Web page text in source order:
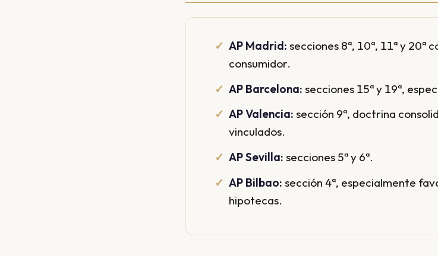
AP Madrid: secciones 8ª, 10ª, 11ª y
consumidor.
AP Barcelona: secciones 15ª y 19ª,
AP Valencia: sección 9ª, doctrina
vinculados.
AP Sevilla: secciones 5ª y 6ª.
AP Bilbao: sección 4ª, especialmente
hipotecas.